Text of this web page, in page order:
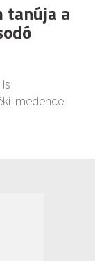
tanúja a
medence